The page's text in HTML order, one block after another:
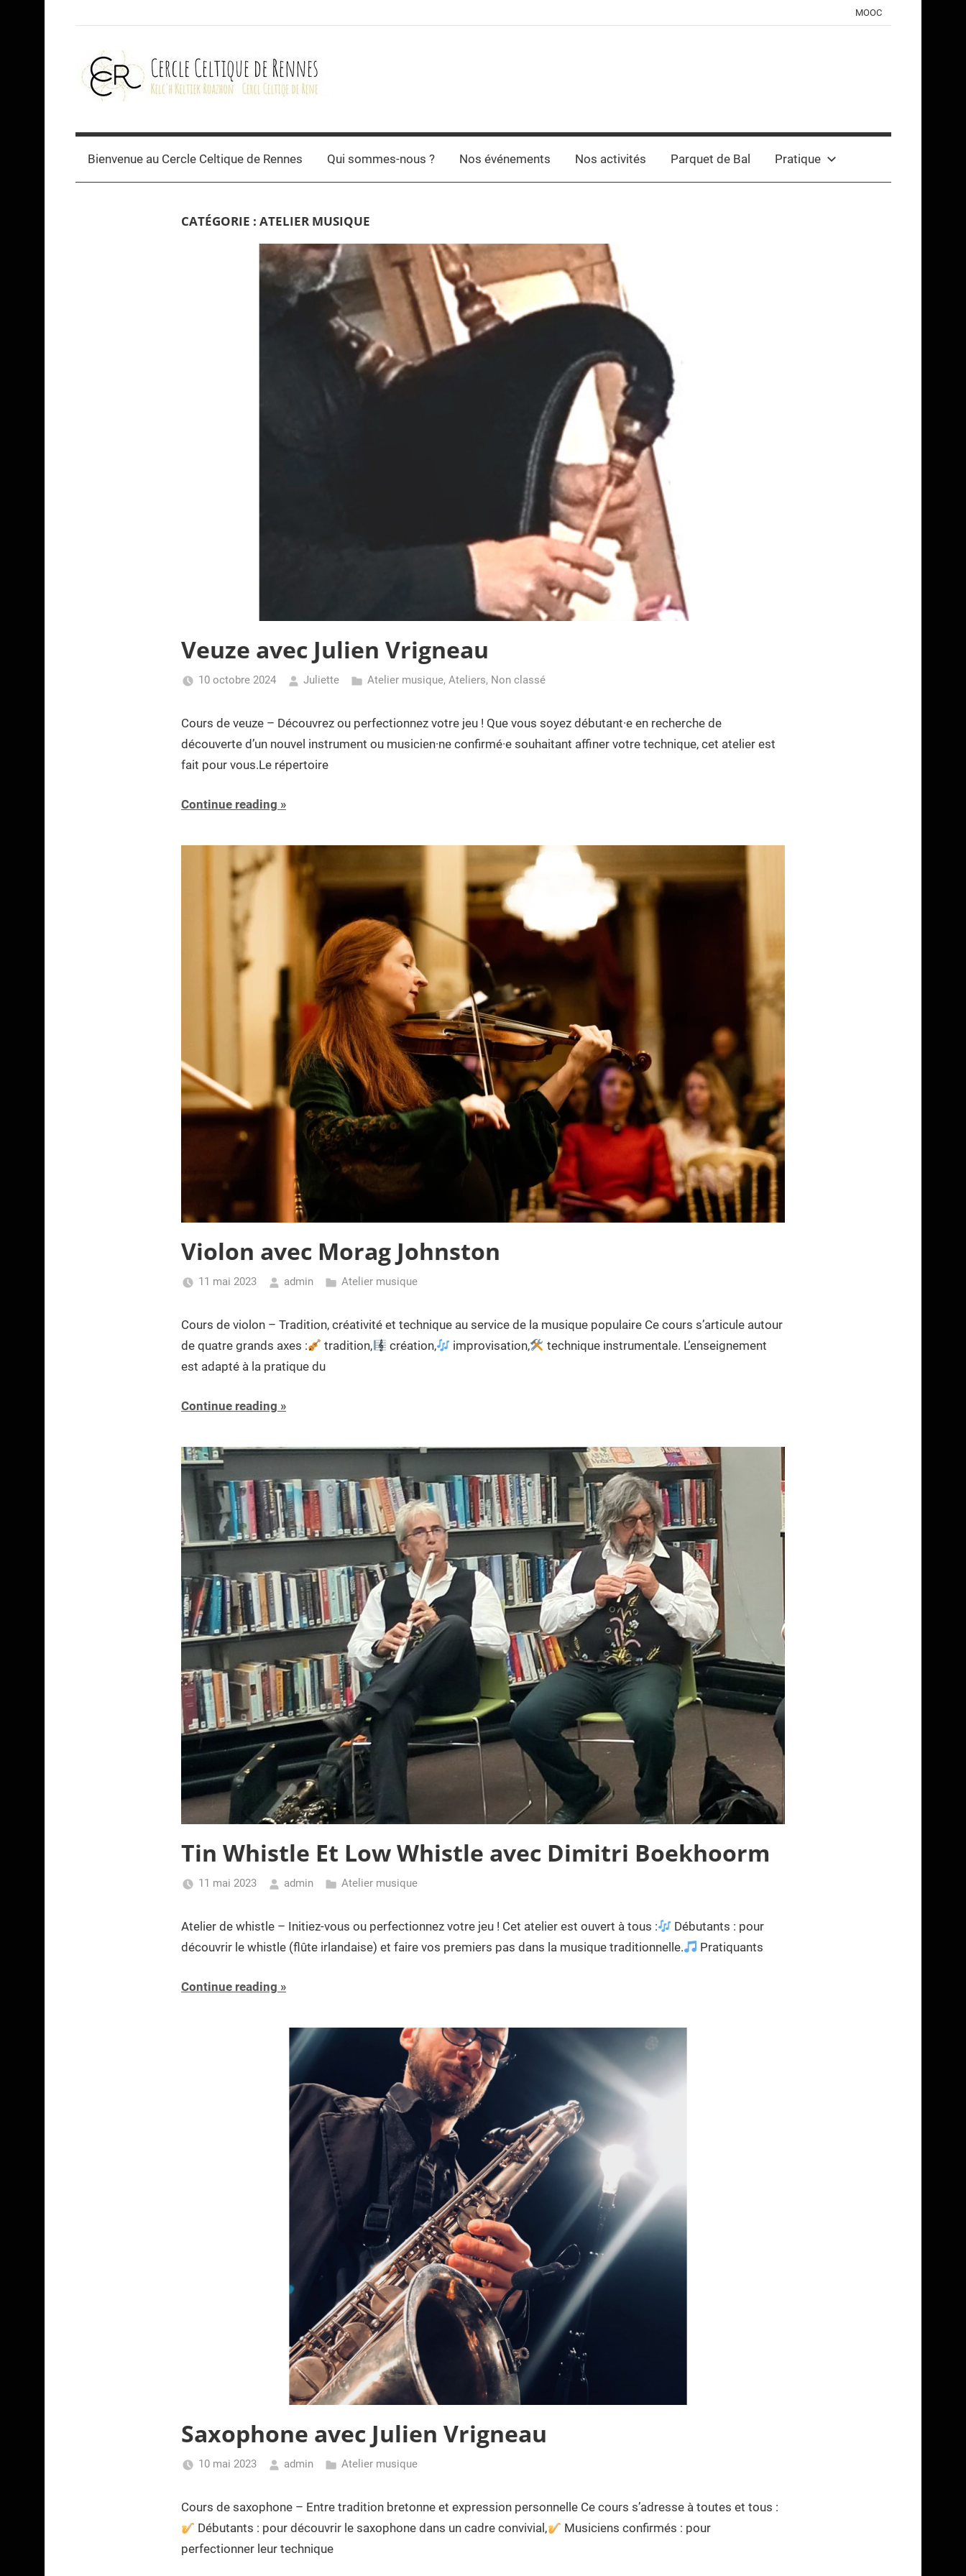
MOOC
Cercle
celtique
Bienvenue au Cercle Celtique de Rennes Qui sommes-nous ? Nos événements Nos activités Parquet de Bal Pratique
CATÉGORIE : ATELIER MUSIQUE
Veuze avec Julien Vrigneau
10 octobre 2024 Juliette Atelier musique, Ateliers, Non classé
Cours de veuze – Découvrez ou perfectionnez votre jeu ! Que vous soyez débutant·e en recherche de
découverte d’un nouvel instrument ou musicien·ne confirmé·e souhaitant affiner votre technique, cet atelier est
fait pour vous.Le répertoire
Continue reading
Violon avec Morag Johnston
11 mai 2023 admin Atelier musique
Cours de violon – Tradition, créativité et technique au service de la musique populaire Ce cours s’articule autour
de quatre grands axes :
tradition, création, improvisation,
technique instrumentale. L’enseignement
est adapté à la pratique du
Continue reading
Tin Whistle Et Low Whistle avec Dimitri Boekhoorm
11 mai 2023 admin Atelier musique
Atelier de whistle – Initiez-vous ou perfectionnez votre jeu ! Cet atelier est ouvert à tous :
Débutants : pour
découvrir le whistle (flûte irlandaise) et faire vos premiers pas dans la musique traditionnelle.
Pratiquants
Continue reading
Saxophone avec Julien Vrigneau
10 mai 2023 admin Atelier musique
Cours de saxophone – Entre tradition bretonne et expression personnelle Ce cours s’adresse à toutes et tous :
Débutants : pour découvrir le saxophone dans un cadre convivial,
Musiciens confirmés : pour
perfectionner leur technique